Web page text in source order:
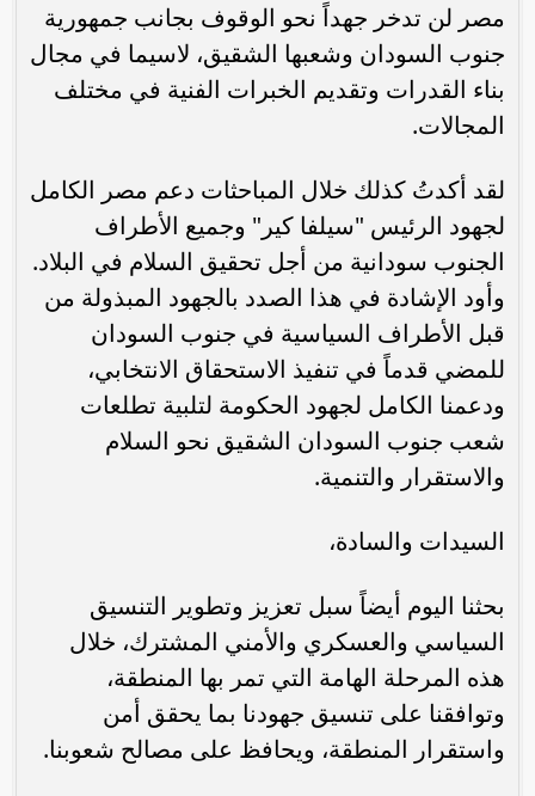
مصر لن تدخر جهداً نحو الوقوف بجانب جمهورية
جنوب السودان وشعبها الشقيق، لاسيما في مجال
بناء القدرات وتقديم الخبرات الفنية في مختلف
المجالات.
لقد أكدتُ كذلك خلال المباحثات دعم مصر الكامل
لجهود الرئيس "سيلفا كير" وجميع الأطراف
الجنوب سودانية من أجل تحقيق السلام في البلاد.
وأود الإشادة في هذا الصدد بالجهود المبذولة من
قبل الأطراف السياسية في جنوب السودان
للمضي قدماً في تنفيذ الاستحقاق الانتخابي،
ودعمنا الكامل لجهود الحكومة لتلبية تطلعات
شعب جنوب السودان الشقيق نحو السلام
والاستقرار والتنمية.
السيدات والسادة،
بحثنا اليوم أيضاً سبل تعزيز وتطوير التنسيق
السياسي والعسكري والأمني المشترك، خلال
هذه المرحلة الهامة التي تمر بها المنطقة،
وتوافقنا على تنسيق جهودنا بما يحقق أمن
واستقرار المنطقة، ويحافظ على مصالح شعوبنا.